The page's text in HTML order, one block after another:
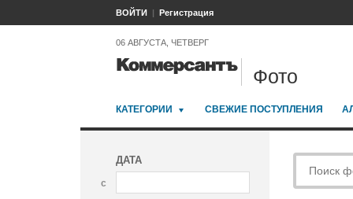
ВОЙТИ Регистрация
06 АВГУСТА, ЧЕТВЕРГ
Фото
КАТЕГОРИИ СВЕЖИЕ ПОСТУПЛЕНИЯ
ДАТА
с